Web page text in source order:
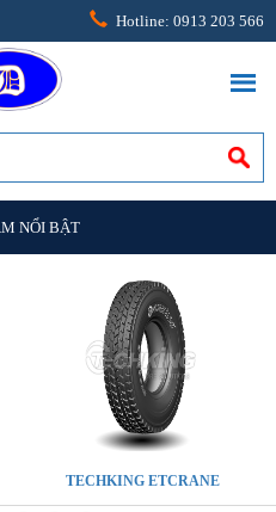
Hotline: 0913 203 566
NỔI BẬT
TECHKING ETCRANE